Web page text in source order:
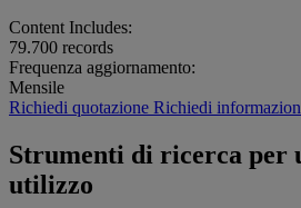
Content Includes:
79.700 records
Frequenza aggiornamento:
Mensile
Richiedi quotazione Richiedi
Strumenti di ricerca per
utilizzo